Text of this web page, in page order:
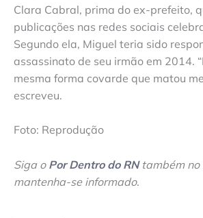
Clara Cabral, prima do ex-prefeito,
publicações nas redes sociais
Segundo ela, Miguel teria sido
assassinato de seu irmão em 2014.
mesma forma covarde que matou
escreveu.
Foto: Reprodução
Siga o Por Dentro do RNtambém no
mantenha-se informado.